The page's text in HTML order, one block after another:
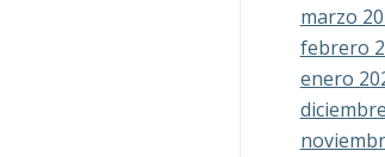
marzo
febrero
enero